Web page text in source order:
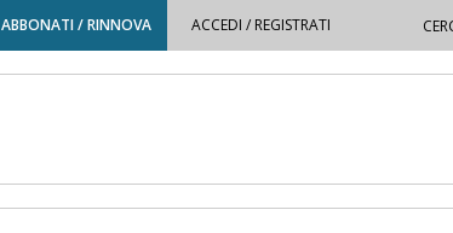
ABBONATI / RINNOVA ACCEDI / REGISTRATI